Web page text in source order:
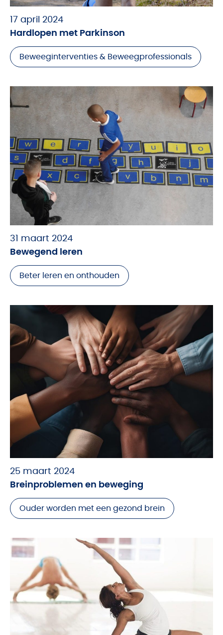
17 april 2024
Hardlopen met Parkinson
Beweeginterventies & Beweegprofessionals
31 maart 2024
Bewegend leren
Beter leren en onthouden
25 maart 2024
Breinproblemen en beweging
Ouder worden met een gezond brein